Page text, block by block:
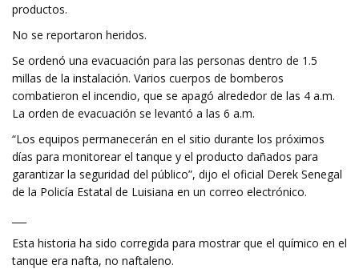
productos.
No se reportaron heridos.
Se ordenó una evacuación para las personas dentro de 1.5
millas de la instalación. Varios cuerpos de bomberos
combatieron el incendio, que se apagó alrededor de las 4 a.m.
La orden de evacuación se levantó a las 6 a.m.
“Los equipos permanecerán en el sitio durante los próximos
días para monitorear el tanque y el producto dañados para
garantizar la seguridad del público”, dijo el oficial Derek Senegal
de la Policía Estatal de Luisiana en un correo electrónico.
Esta historia ha sido corregida para mostrar que el químico en el
tanque era nafta, no naftaleno.